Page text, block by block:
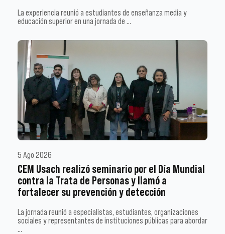
La experiencia reunió a estudiantes de enseñanza media y
educación superior en una jornada de …
5 Ago 2026
CEM Usach realizó seminario por el Día Mundial
contra la Trata de Personas y llamó a
fortalecer su prevención y detección
La jornada reunió a especialistas, estudiantes, organizaciones
sociales y representantes de instituciones públicas para abordar
…